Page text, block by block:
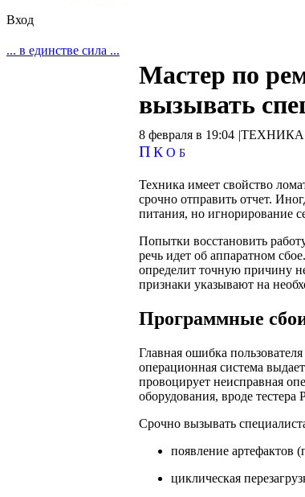
Вход
... в единстве сила ...
Мастер по
вызывать
8 февраля в 19:04 |ТЕХНИКА
П К О Б
Техника имеет свойство
срочно отправить отчет.
питания, но игнорирование
Попытки восстановить
речь идет об аппаратном
определит точную причину
признаки указывают на
Программные
Главная ошибка
операционная система
провоцирует неисправная
оборудования, вроде
Срочно вызывать
появление артефактов
циклическая